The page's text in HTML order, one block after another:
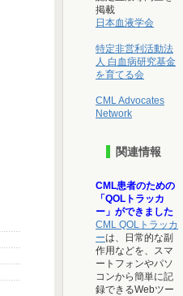
掲載
日本血液学会
特定非営利活動法
人 白血病研究基金
を育てる会
CML Advocates
Network
関連情報
CML患者のための
「QOLトラッカ
ー」ができました
CML QOLトラッカ
ーは、日常的な副
作用などを、スマ
ートフォンやパソ
コンから簡単に記
録できるWebツー